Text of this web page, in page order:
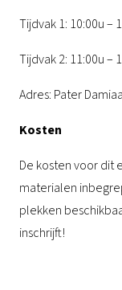
Tijdvak 1: 10:00u –
Tijdvak 2: 11:00u –
Adres: Pater
Kosten
De kosten voor dit
materialen
plekken
inschrijft!